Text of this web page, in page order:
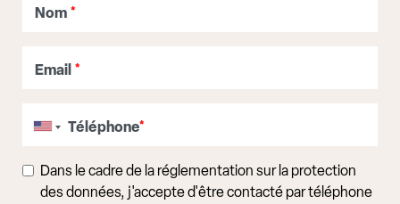
Nom *
Email *
Téléphone*
Dans le cadre de la réglementation sur la protection
des données, j'accepte d'être contacté par téléphone